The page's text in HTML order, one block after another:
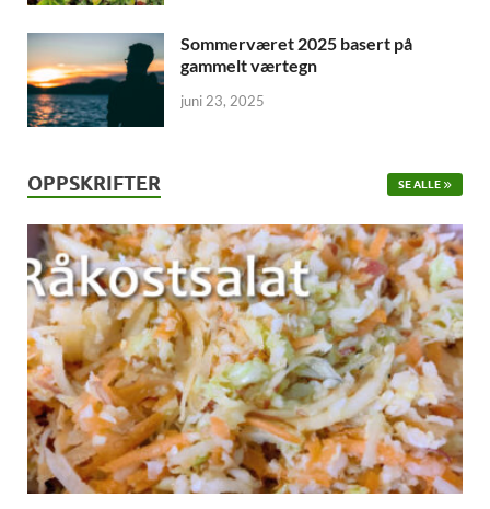
Sommerværet 2025 basert på
gammelt værtegn
juni 23, 2025
OPPSKRIFTER SE ALLE